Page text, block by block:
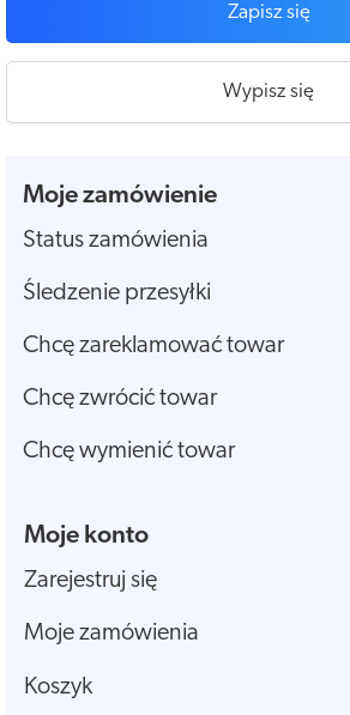
Zapisz się
Wypisz się
Moje zamówienie
Status zamówienia
Śledzenie przesyłki
Chcę zareklamować towar
Chcę zwrócić towar
Chcę wymienić towar
Moje konto
Zarejestruj się
Moje zamówienia
Koszyk